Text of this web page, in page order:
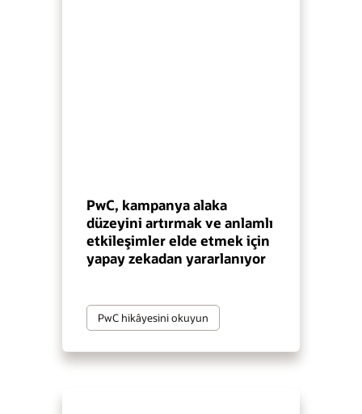
PwC, kampanya alaka
düzeyini artırmak ve anlamlı
etkileşimler elde etmek için
yapay zekadan yararlanıyor
PwC hikâyesini okuyun